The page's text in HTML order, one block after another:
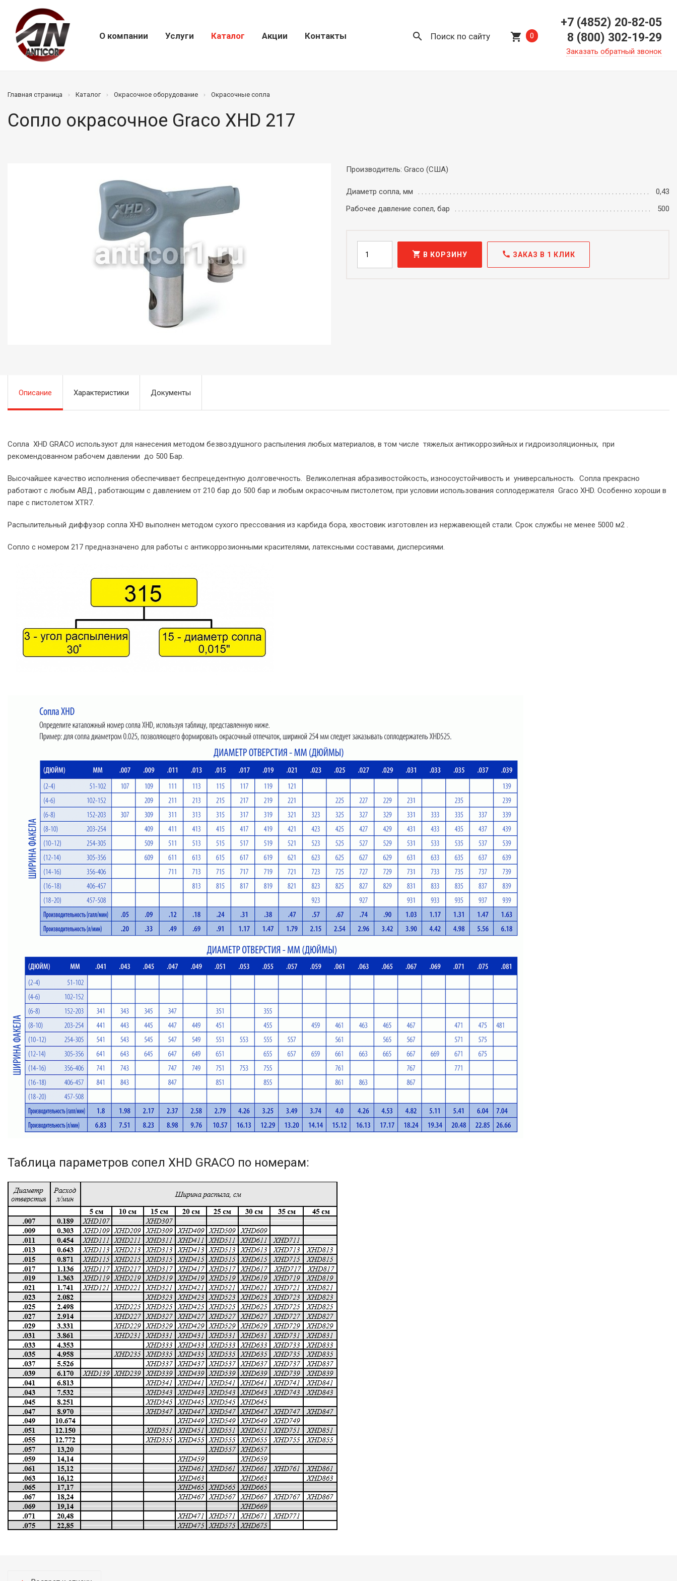
О компании Услуги Каталог Акции Контакты search Поиск по сайту shopping_cart 0
+7 (4852) 20-82-05
8 (800) 302-19-29
Заказать обратный звонок
Главная страница Каталог Окрасочное оборудование Окрасочные сопла
Сопло окрасочное Graco XHD 217
Производитель: Graco (США)
Диаметр сопла, мм
0,43
Рабочее давление сопел, бар
500
shopping_cart В КОРЗИНУ call ЗАКАЗ В 1 КЛИК
Описание Характеристики Документы
Сопла XHD GRACO используют для нанесения методом безвоздушного распыления любых материалов, в том числе тяжелых антикоррозийных и гидроизоляционных, при
рекомендованном рабочем давлении до 500 Бар.
Высочайшее качество исполнения обеспечивает беспрецедентную долговечность. Великолепная абразивостойкость, износоустойчивость и универсальность. Сопла прекрасно
работают с любым АВД , работающим с давлением от 210 бар до 500 бар и любым окрасочным пистолетом, при условии использования соплодержателя Graco XHD. Особенно хороши в
паре с пистолетом XTR7.
Распылительный диффузор сопла XHD выполнен методом сухого прессования из карбида бора, хвостовик изготовлен из нержавеющей стали. Срок службы не менее 5000 м2 .
Сопло с номером 217 предназначено для работы с антикоррозионными красителями, латексными составами, дисперсиями.
Таблица параметров сопел XHD GRACO по номерам: